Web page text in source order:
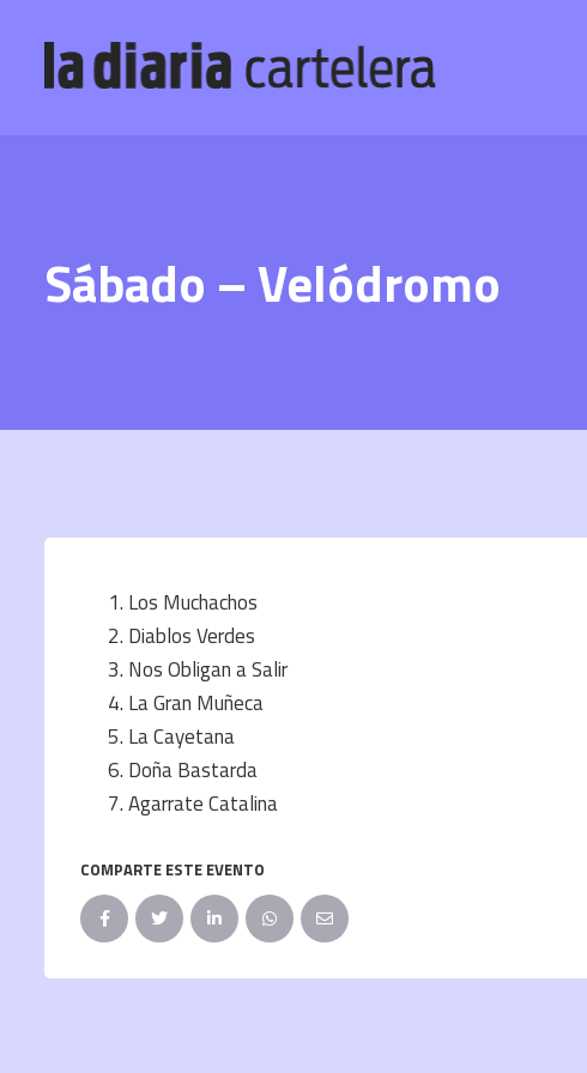
Sábado – Velódromo
Los Muchachos
Diablos Verdes
Nos Obligan a Salir
La Gran Muñeca
La Cayetana
Doña Bastarda
Agarrate Catalina
COMPARTE ESTE EVENTO